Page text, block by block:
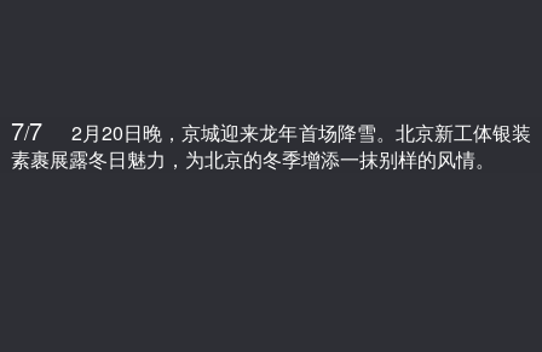
7/7
2月20日晚，京城迎来龙年首场降雪。北京新工体银装
素裹展露冬日魅力，为北京的冬季增添一抹别样的风情。